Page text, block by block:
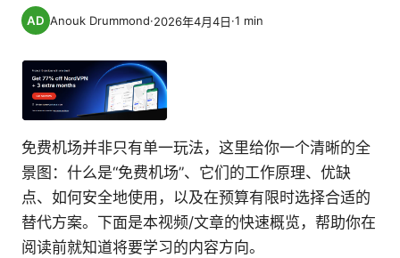
Anouk Drummond·2026年4月4日·1 min
免费机场并非只有单一玩法，这里给你一个清晰的全
景图：什么是“免费机场”、它们的工作原理、优缺
点、如何安全地使用，以及在预算有限时选择合适的
替代方案。下面是本视频/文章的快速概览，帮助你在
阅读前就知道将要学习的内容方向。